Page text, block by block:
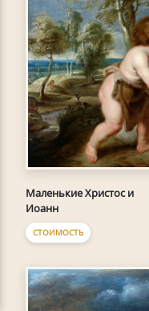
Маленькие Христос и
Иоанн
СТОИМОСТЬ